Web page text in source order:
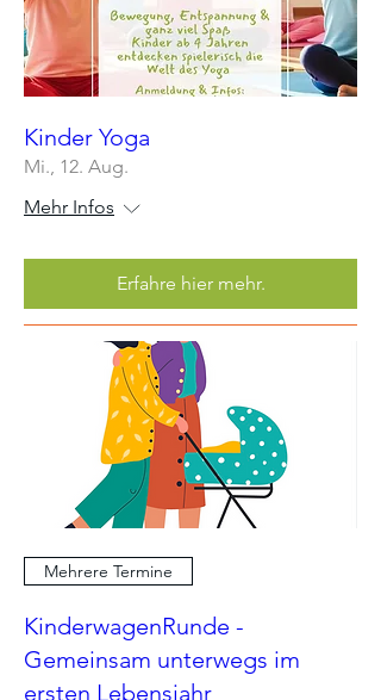
Kinder Yoga
Mi., 12. Aug.
Mehr Infos
Erfahre hier mehr.
Mehrere Termine
KinderwagenRunde -
Gemeinsam unterwegs im
ersten Lebensjahr